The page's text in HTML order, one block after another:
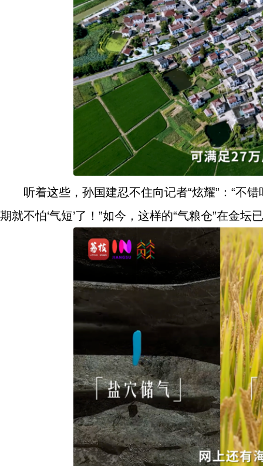
听着这些，孙国建忍不住向记者“炫耀”：“不
期就不怕‘气短’了！”如今，这样的“气粮仓”在金